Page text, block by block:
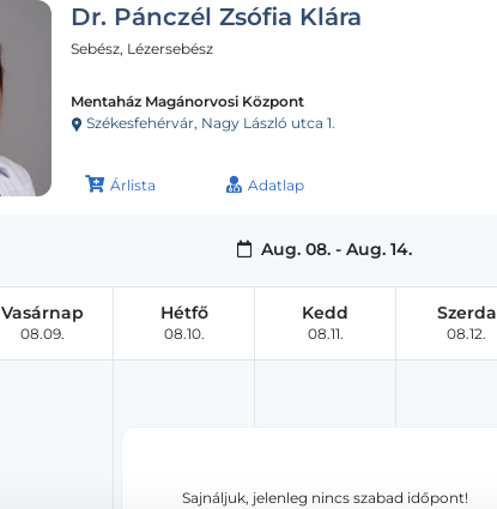
Dr. Pánczél Zsófia Klára
Sebész, Lézersebész
Mentaház Magánorvosi Központ
Székesfehérvár, Nagy László utca 1.
Árlista Adatlap
Aug. 08. - Aug. 14.
Sajnáljuk, jelenleg nincs szabad időpont!
Vasárnap
08.09.
Hétfő
08.10.
Kedd
08.11.
Szerda
08.12.